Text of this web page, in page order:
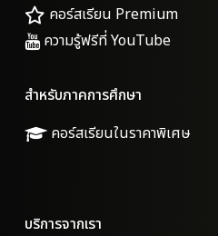
คอร์สเรียน Premium
ความรู้ฟรีที่ YouTube
สำหรับภาคการศึกษา
คอร์สเรียนในราคาพิเศษ
บริการจากเรา